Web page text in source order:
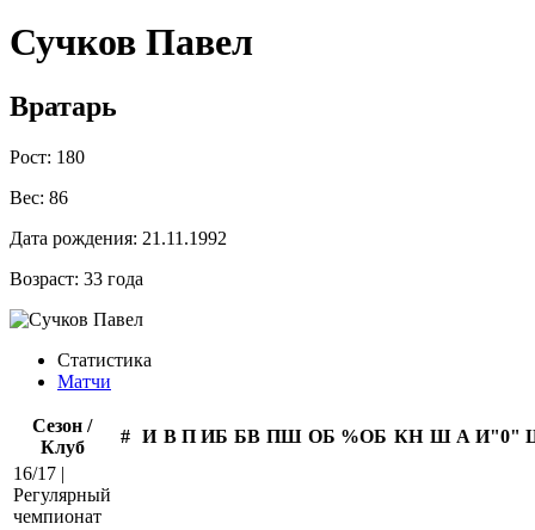
Сучков Павел
Вратарь
Рост: 180
Вес: 86
Дата рождения: 21.11.1992
Возраст: 33 года
Статистика
Матчи
Сезон /
Клуб
# И В П ИБ БВ ПШ ОБ %ОБ КН Ш А И"0"
16/17 |
Регулярный
чемпионат